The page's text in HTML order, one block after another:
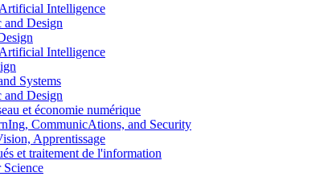
Intelligence
Design
Intelligence
Systems
Design
et économie numérique
CommunicAtions, and Security
Apprentissage
et traitement de l'information